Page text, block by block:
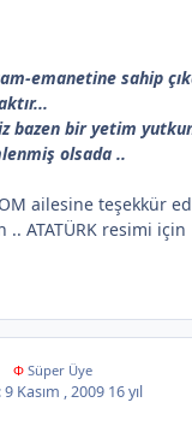
emanetine sahip
bazen bir yetim
olsada ..
ailesine teşekkür
.. ATATÜRK resimi için
ΦSüper Üye
9 Kasım , 2009 16 yıl